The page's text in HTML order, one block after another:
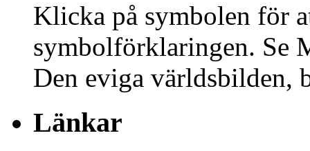
Klicka på symbolen för
symbolförklaringen. Se
Den eviga världsbilden,
Länkar